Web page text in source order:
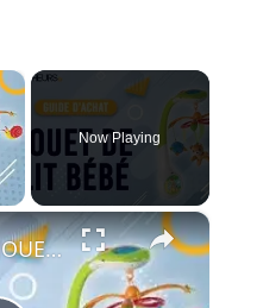
×
Now Playing
×
👓 MEILLEUR JOUET DE LIT BÉBÉ - Comparatif & Guide d'achat